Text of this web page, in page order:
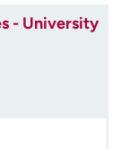
- University